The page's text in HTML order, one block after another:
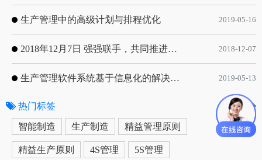
生产管理中的高级计划与排程优化 2019-05-16
2018年12月7日 强强联手，共同推进电子器件领域APS应用典范 风华高科生产自动化工业互联网应用项目-APS项目启动会 2018-12-07
生产管理软件系统基于信息化的解决方案 2019-05-13
热门标签 更多
智能制造 生产制造 精益管理原则
精益生产原则 4S管理 5S管理